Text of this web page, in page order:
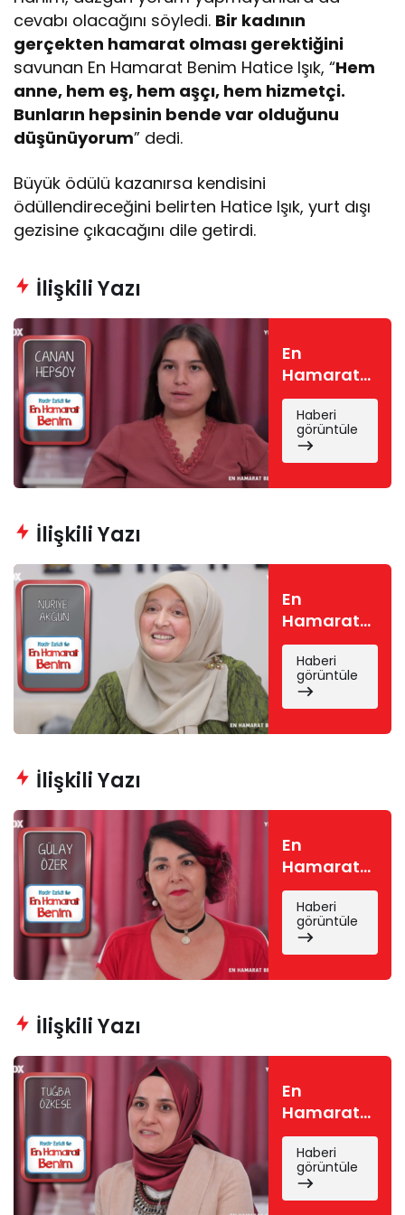
cevabı olacağını söyledi. Bir kadının
gerçekten hamarat olması gerektiğini
savunan En Hamarat Benim Hatice Işık, “Hem
anne, hem eş, hem aşçı, hem hizmetçi.
Bunların hepsinin bende var olduğunu
düşünüyorum” dedi.
Büyük ödülü kazanırsa kendisini
ödüllendireceğini belirten Hatice Işık, yurt dışı
gezisine çıkacağını dile getirdi.
İlişkili Yazı
En
Hamarat
Benim
Canan
kimdir?
Canan
Hepsoy
Haberi
görüntüle
İlişkili Yazı
En
Hamarat
Benim
Nuriye
kimdir?
Nuriye
Akgün
Haberi
görüntüle
İlişkili Yazı
En
Hamarat
Benim
Gülay
kimdir?
Gülay Özer
nereli, kaç
Haberi
görüntüle
İlişkili Yazı
En
Hamarat
Benim
Tuğba
kimdir?
Tuğba
Haberi
görüntüle